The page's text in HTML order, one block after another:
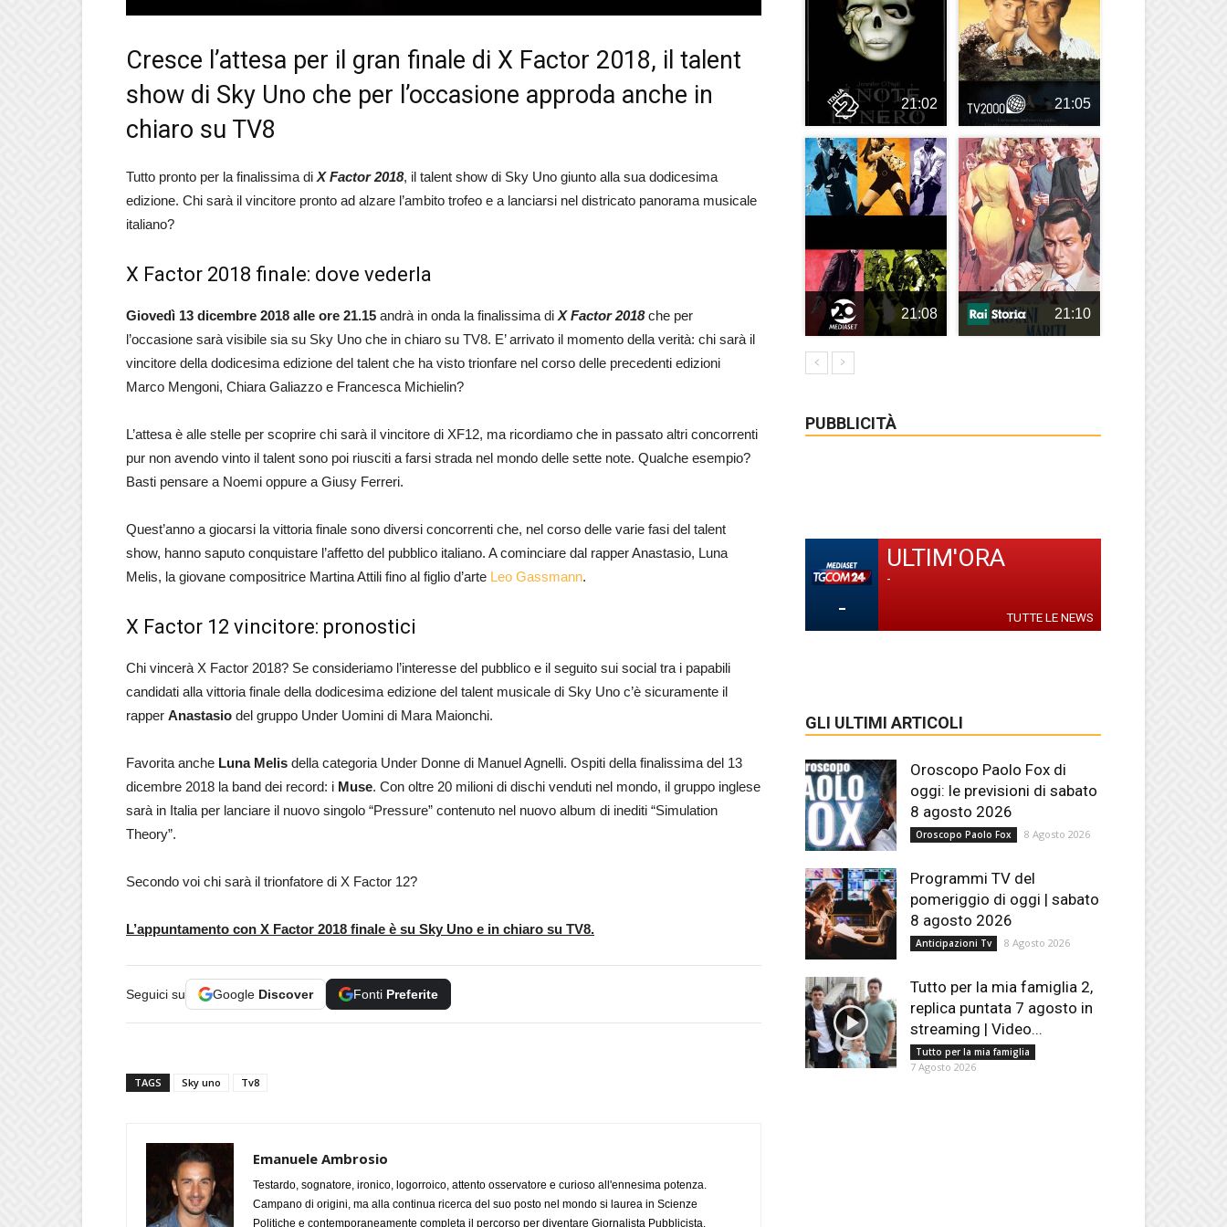
Cresce l’attesa per il gran finale di X Factor 2018, il talent
show di Sky Uno che per l’occasione approda anche in
chiaro su TV8
Tutto pronto per la finalissima di X Factor 2018, il talent show di Sky Uno giunto alla sua dodicesima
edizione. Chi sarà il vincitore pronto ad alzare l’ambito trofeo e a lanciarsi nel districato panorama musicale
italiano?
X Factor 2018 finale: dove vederla
Giovedì 13 dicembre 2018 alle ore 21.15 andrà in onda la finalissima di X Factor 2018che per
l’occasione sarà visibile sia su Sky Uno che in chiaro su TV8. E’ arrivato il momento della verità: chi sarà il
vincitore della dodicesima edizione del talent che ha visto trionfare nel corso delle precedenti edizioni
Marco Mengoni, Chiara Galiazzo e Francesca Michielin?
L’attesa è alle stelle per scoprire chi sarà il vincitore di XF12, ma ricordiamo che in passato altri concorrenti
pur non avendo vinto il talent sono poi riusciti a farsi strada nel mondo delle sette note. Qualche esempio?
Basti pensare a Noemi oppure a Giusy Ferreri.
Quest’anno a giocarsi la vittoria finale sono diversi concorrenti che, nel corso delle varie fasi del talent
show, hanno saputo conquistare l’affetto del pubblico italiano. A cominciare dal rapper Anastasio, Luna
Melis, la giovane compositrice Martina Attili fino al figlio d’arte Leo Gassmann.
X Factor 12 vincitore: pronostici
Chi vincerà X Factor 2018? Se consideriamo l’interesse del pubblico e il seguito sui social tra i papabili
candidati alla vittoria finale della dodicesima edizione del talent musicale di Sky Uno c’è sicuramente il
rapper Anastasio del gruppo Under Uomini di Mara Maionchi.
Favorita anche Luna Melis della categoria Under Donne di Manuel Agnelli. Ospiti della finalissima del 13
dicembre 2018 la band dei record: i Muse. Con oltre 20 milioni di dischi venduti nel mondo, il gruppo inglese
sarà in Italia per lanciare il nuovo singolo “Pressure” contenuto nel nuovo album di inediti “Simulation
Theory”.
Secondo voi chi sarà il trionfatore di X Factor 12?
L’appuntamento con X Factor 2018 finale è su Sky Uno e in chiaro su TV8.
Seguici su Google Discover Fonti Preferite
TAGS Sky uno Tv8
Emanuele Ambrosio
Testardo, sognatore, ironico, logorroico, attento osservatore e curioso all'ennesima potenza.
Campano di origini, ma alla continua ricerca del suo posto nel mondo si laurea in Scienze
Politiche e contemporaneamente completa il percorso per diventare Giornalista Pubblicista.
21:02 21:05
21:08 21:10
PUBBLICITÀ
-
ULTIM'ORA
-
TUTTE LE NEWS
GLI ULTIMI ARTICOLI
Oroscopo Paolo Fox di
oggi: le previsioni di sabato
8 agosto 2026
Oroscopo Paolo Fox 8 Agosto 2026
Programmi TV del
pomeriggio di oggi | sabato
8 agosto 2026
Anticipazioni Tv 8 Agosto 2026
Tutto per la mia famiglia 2,
replica puntata 7 agosto in
streaming | Video...
Tutto per la mia famiglia
7 Agosto 2026